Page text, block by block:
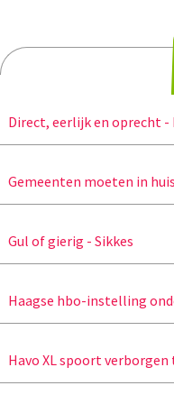
Direct, eerlijk en oprecht -
Gemeenten moeten in
Gul of gierig - Sikkes
Haagse hbo-instelling
Havo XL spoort